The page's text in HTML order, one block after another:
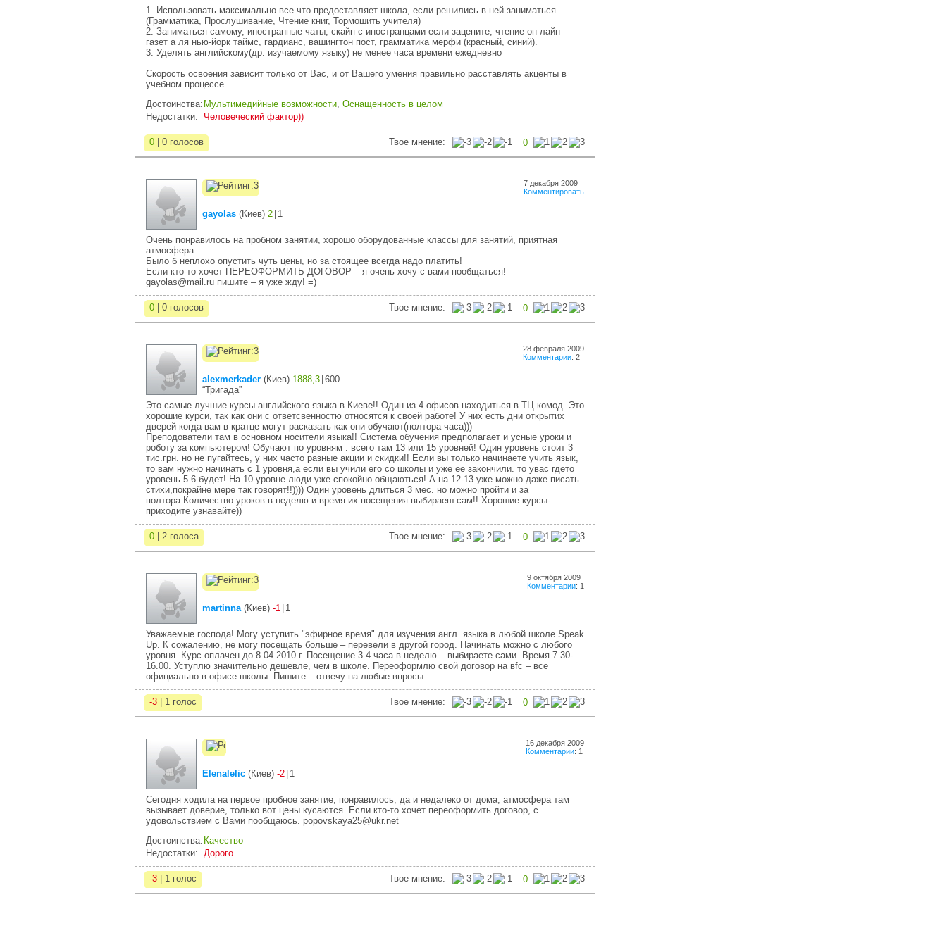
1. Использовать максимально все что предоставляет школа, если решились в ней заниматься
(Грамматика, Прослушивание, Чтение книг, Тормошить учителя)
2. Заниматься самому, иностранные чаты, скайп с иностранцами если зацепите, чтение он лайн
газет а ля нью-йорк таймс, гардианс, вашингтон пост, грамматика мерфи (красный, синий).
3. Уделять английскому(др. изучаемому языку) не менее часа времени ежедневно
Скорость освоения зависит только от Вас, и от Вашего умения правильно расставлять акценты в
учебном процессе
Достоинства: Мультимедийные возможности, Оснащенность в целом
Недостатки:
Человеческий фактор))
0 | 0 голосов Твое мнение: 0
gayolas (Киев) 2 1
7 декабря 2009
Комментировать
Очень понравилось на пробном занятии, хорошо оборудованные классы для занятий, приятная
атмосфера...
Было б неплохо опустить чуть цены, но за стоящее всегда надо платить!
Если кто-то хочет ПЕРЕОФОРМИТЬ ДОГОВОР – я очень хочу с вами пообщаться!
gayolas@mail.ru пишите – я уже жду! =)
0 | 0 голосов Твое мнение: 0
alexmerkader (Киев) 1888,3 600
“Тригада”
28 февраля 2009
Комментарии: 2
Это самые лучшие курсы английского языка в Киеве!! Один из 4 офисов находиться в ТЦ комод. Это
хорошие курси, так как они с ответсвенностю относятся к своей работе! У них есть дни открытих
дверей когда вам в кратце могут расказать как они обучают(полтора часа)))
Преподователи там в основном носители языка!! Система обучения предполагает и усные уроки и
роботу за компьютером! Обучают по уровням . всего там 13 или 15 уровней! Один уровень стоит 3
тис.грн. но не пугайтесь, у них часто разные акции и скидки!! Если вы только начинаете учить язык,
то вам нужно начинать с 1 уровня,а если вы учили его со школы и уже ее закончили. то увас гдето
уровень 5-6 будет! На 10 уровне люди уже спокойно общаються! А на 12-13 уже можно даже писать
стихи,покрайне мере так говорят!!)))) Один уровень длиться 3 мес. но можно пройти и за
полтора.Количество уроков в неделю и время их посещения выбираеш сам!! Хорошие курсы-
приходите узнавайте))
0 | 2 голоса Твое мнение: 0
martinna(Киев) -1 1
9 октября 2009
Комментарии: 1
Уважаемые господа! Могу уступить "эфирное время" для изучения англ. языка в любой школе Speak
Up. К сожалению, не могу посещать больше – перевели в другой город. Начинать можно с любого
уровня. Курс оплачен до 8.04.2010 г. Посещение 3-4 часа в неделю – выбираете сами. Время 7.30-
16.00. Уступлю значительно дешевле, чем в школе. Переоформлю свой договор на вfc – все
официально в офисе школы. Пишите – отвечу на любые впросы.
-3 | 1 голос Твое мнение: 0
Elenalelic (Киев) -2 1
16 декабря 2009
Комментарии: 1
Сегодня ходила на первое пробное занятие, понравилось, да и недалеко от дома, атмосфера там
вызывает доверие, только вот цены кусаются. Если кто-то хочет переоформить договор, с
удовольствием с Вами пообщаюсь. popovskaya25@ukr.net
Достоинства: Качество
Недостатки: Дорого
-3 | 1 голос Твое мнение: 0